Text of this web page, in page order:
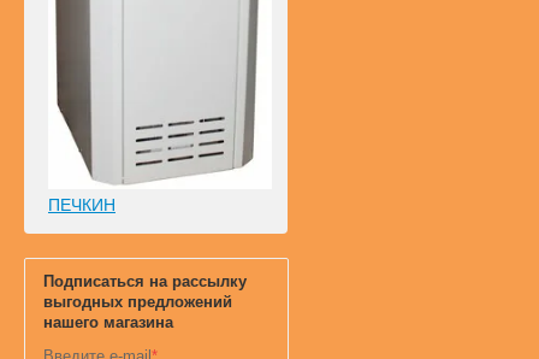
ПЕЧКИН
Подписаться на рассылку
выгодных предложений
нашего магазина